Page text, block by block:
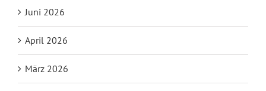
Juni 2026
April 2026
März 2026